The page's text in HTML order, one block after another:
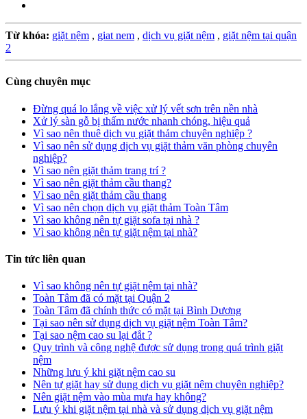
Từ khóa: giặt nệm , giat nem , dịch vụ giặt nệm , giặt nệm tại quận
2
Cùng chuyên mục
Đừng quá lo lắng về việc xử lý vết sơn trên nền nhà
Xử lý sàn gỗ bị thấm nước nhanh chóng, hiệu quả
Vì sao nên thuê dịch vụ giặt thảm chuyên nghiệp ?
Vì sao nên sử dụng dịch vụ giặt thảm văn phòng chuyên
nghiệp?
Vì sao nên giặt thảm trang trí ?
Vì sao nên giặt thảm cầu thang?
Vì sao nên giặt thảm cầu thang
Vì sao nên chọn dịch vụ giặt thảm Toàn Tâm
Vì sao không nên tự giặt sofa tại nhà ?
Vì sao không nên tự giặt nệm tại nhà?
Tin tức liên quan
Vì sao không nên tự giặt nệm tại nhà?
Toàn Tâm đã có mặt tại Quận 2
Toàn Tâm đã chính thức có mặt tại Bình Dương
Tại sao nên sử dụng dịch vụ giặt nệm Toàn Tâm?
Tại sao nệm cao su lại đắt ?
Quy trình và công nghệ được sử dụng trong quá trình giặt
nệm
Những lưu ý khi giặt nệm cao su
Nên tự giặt hay sử dụng dịch vụ giặt nệm chuyên nghiệp?
Nên giặt nệm vào mùa mưa hay không?
Lưu ý khi giặt nệm tại nhà và sử dụng dịch vụ giặt nệm